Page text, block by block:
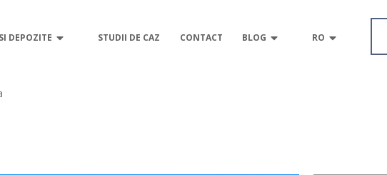
DEPOZITE STUDII DE CAZ CONTACT BLOG RO